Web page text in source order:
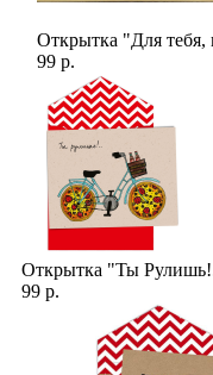
Открытка "Для тебя,
99 р.
Открытка "Ты
99 р.